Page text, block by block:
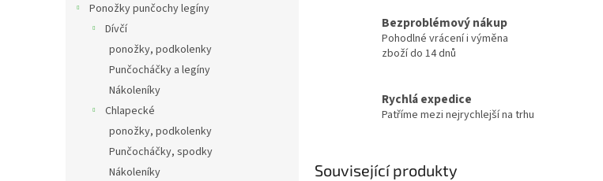
Ponožky punčochy legíny
Dívčí
ponožky, podkolenky
Punčocháčky a legíny
Nákoleníky
Chlapecké
ponožky, podkolenky
Punčocháčky, spodky
Nákoleníky
Bezproblémový nákup
Pohodlné vrácení i výměna
zboží do 14 dnů
Rychlá expedice
Patříme mezi nejrychlejší na trhu
Související produkty